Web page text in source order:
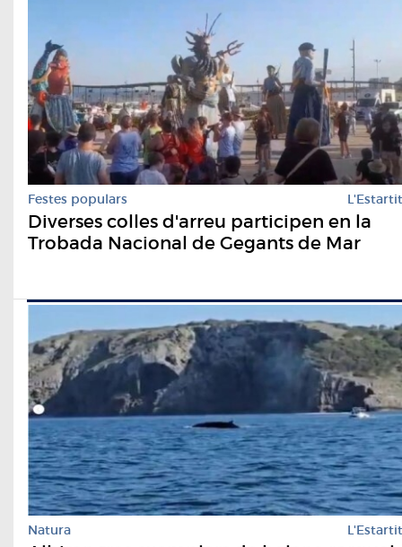
Festes populars L'Estartit
Diverses colles d'arreu participen en la
Trobada Nacional de Gegants de Mar
Natura L'Estartit